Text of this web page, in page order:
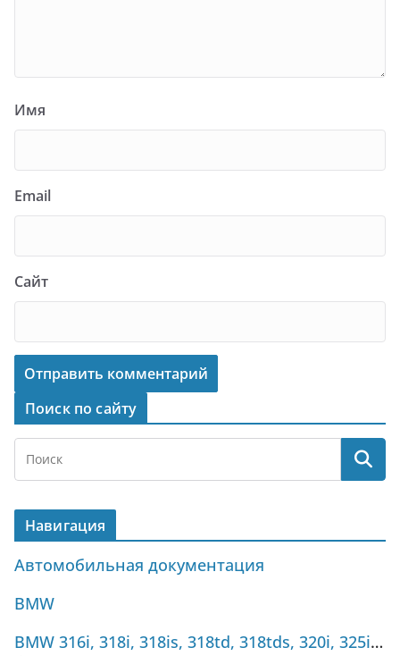
Имя
Email
Сайт
Поиск по сайту
Навигация
Автомобильная документация
BMW
BMW 316i, 318i, 318is, 318td, 318tds, 320i, 325i, 325tds (1990-1998) Руководство по ремонту